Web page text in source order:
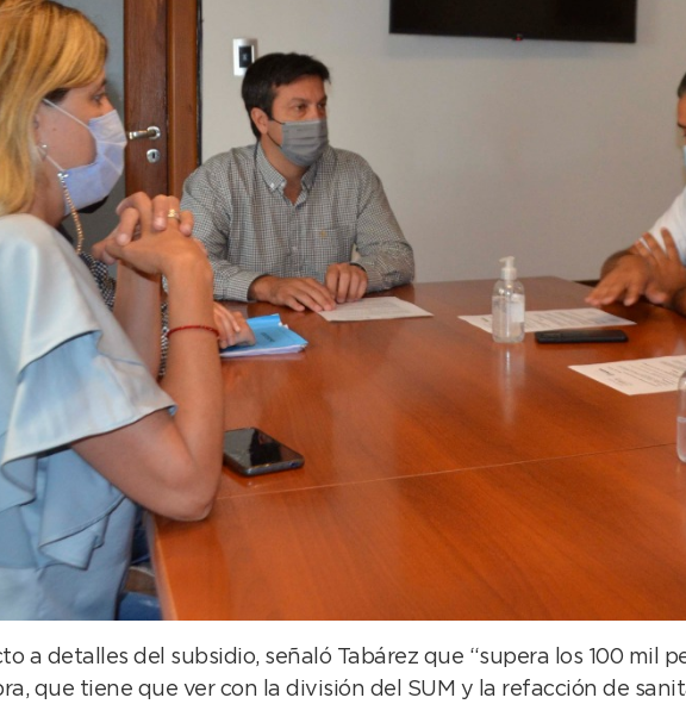
a detalles del subsidio, señaló Tabárez que “supera los 100 mil
que tiene que ver con la división del SUM y la refacción de